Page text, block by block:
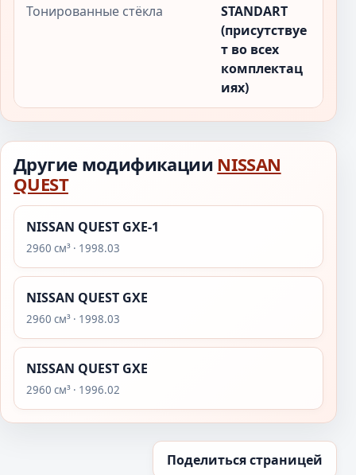
Тонированные стёкла
STANDART
(присутствуе
т во всех
комплектац
иях)
Другие модификации NISSAN
QUEST
NISSAN QUEST GXE-1
2960 см³ · 1998.03
NISSAN QUEST GXE
2960 см³ · 1998.03
NISSAN QUEST GXE
2960 см³ · 1996.02
Поделиться страницей